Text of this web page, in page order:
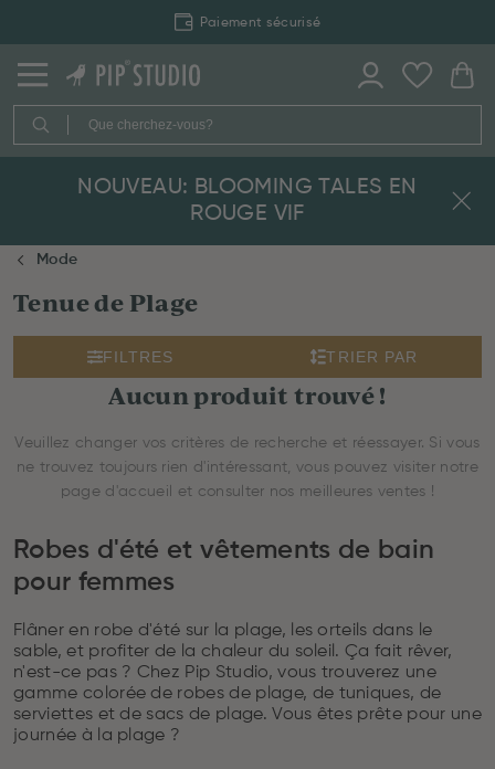
NOUVEAU: BLOOMING TALES EN
ROUGE VIF
Mode
Tenue de Plage
FILTRES TRIER PAR
Aucun produit trouvé !
Veuillez changer vos critères de recherche et réessayer. Si vous
ne trouvez toujours rien d'intéressant, vous pouvez visiter notre
page d'accueil et consulter nos meilleures ventes !
Robes d'été et vêtements de bain
pour femmes
Flâner en robe d'été sur la plage, les orteils dans le
sable, et profiter de la chaleur du soleil. Ça fait rêver,
n'est-ce pas ? Chez Pip Studio, vous trouverez une
gamme colorée de robes de plage, de tuniques, de
serviettes et de sacs de plage. Vous êtes prête pour une
journée à la plage ?